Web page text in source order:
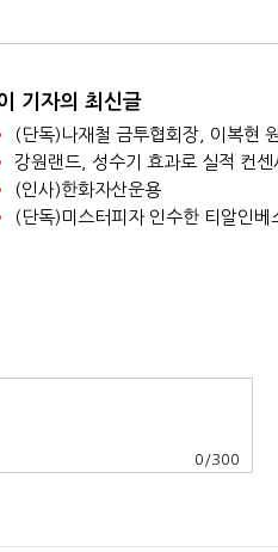
기자의 최신글
(단독)나재철 금투협회장, 이복현
강원랜드, 성수기 효과로 실적 컨센
(인사)한화자산운용
0 /300